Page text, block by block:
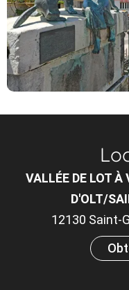
VALLÉE DE LOT
D'OLT/
12130 Saint-